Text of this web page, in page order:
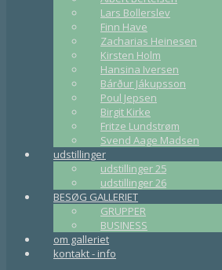
Lars Bollerslev
Finn Have
Zacharias Heinesen
Kirsten Holm
Hansina Iversen
Bárður Jákupsson
Poul Jepsen
Birgit Kirke
Fritze Lundstrøm
Svend Aage Madsen
udstillinger
udstillinger 25
udstillinger 26
BESØG GALLERIET
GRUPPER
BUSINESS
om galleriet
kontakt - info